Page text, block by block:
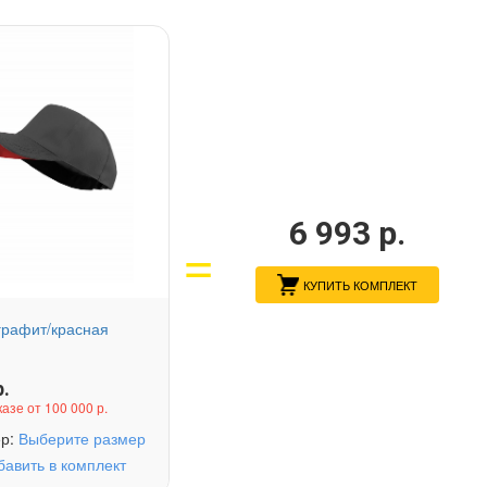
красная
от 100 000 р.
Выберите размер
в комплект
6 993 р.
КУПИТЬ КОМПЛЕКТ